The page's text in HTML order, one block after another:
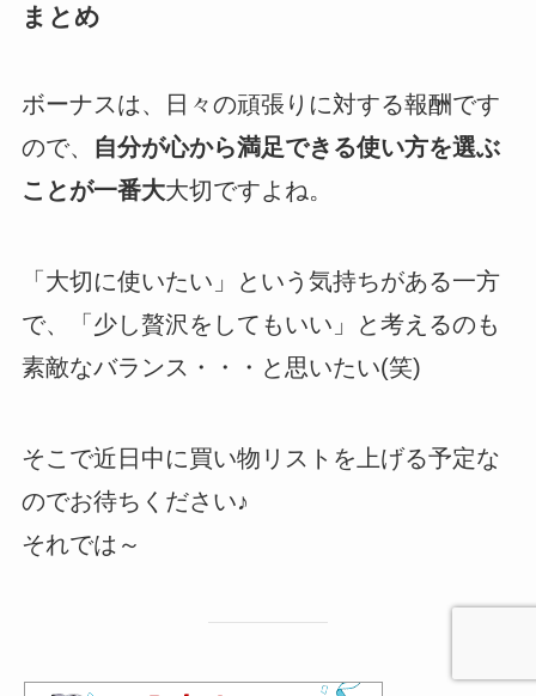
まとめ
ボーナスは、日々の頑張りに対する報酬です
ので、 自分が心から満足できる使い方を選ぶ
ことが一番大大切ですよね。
「大切に使いたい」という気持ちがある一方
で、「少し贅沢をしてもいい」と考えるのも
素敵なバランス・・・と思いたい(笑)
そこで近日中に買い物リストを上げる予定な
のでお待ちください♪
それでは～